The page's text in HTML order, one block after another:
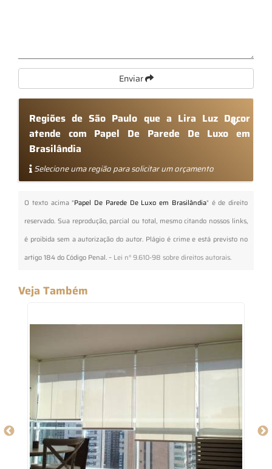
Enviar
Regiões de São Paulo que a Lira Luz Decor
atende com Papel De Parede De Luxo em
Brasilândia
Selecione uma região para solicitar um orçamento
O texto acima "Papel De Parede De Luxo em Brasilândia" é de direito
reservado. Sua reprodução, parcial ou total, mesmo citando nossos links,
é proibida sem a autorização do autor. Plágio é crime e está previsto no
artigo 184 do Código Penal. – Lei n° 9.610-98 sobre direitos autorais.
Veja Também